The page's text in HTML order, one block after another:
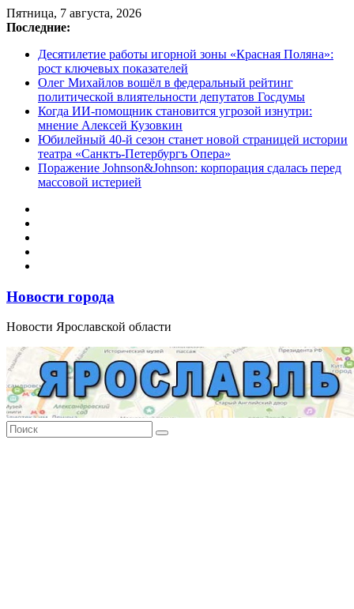
Перейти
к
Пятница, 7 августа, 2026
Последние:
Десятилетие работы игорной зоны «Красная Поляна»:
рост ключевых показателей
Олег Михайлов вошёл в федеральный рейтинг
политической влиятельности депутатов Госдумы
Когда ИИ-помощник становится угрозой изнутри:
мнение Алексей Кузовкин
Юбилейный 40-й сезон станет новой страницей истории
театра «Санктъ-Петербургъ Опера»
Поражение Johnson&Johnson: корпорация сдалась перед
массовой истерией
Новости города
Новости Ярославской области